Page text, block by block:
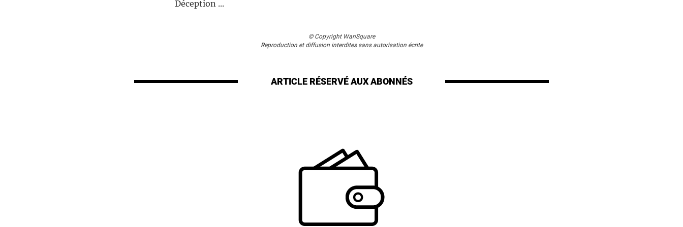
Déception ...
© Copyright WanSquare
Reproduction et diffusion interdites sans autorisation écrite
ARTICLE RÉSERVÉAUX ABONNÉS